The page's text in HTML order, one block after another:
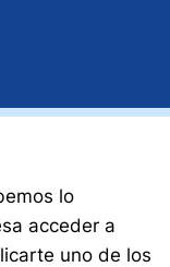
lo
acceder a
uno de los